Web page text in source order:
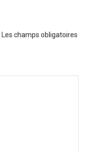
Les champs obligatoires